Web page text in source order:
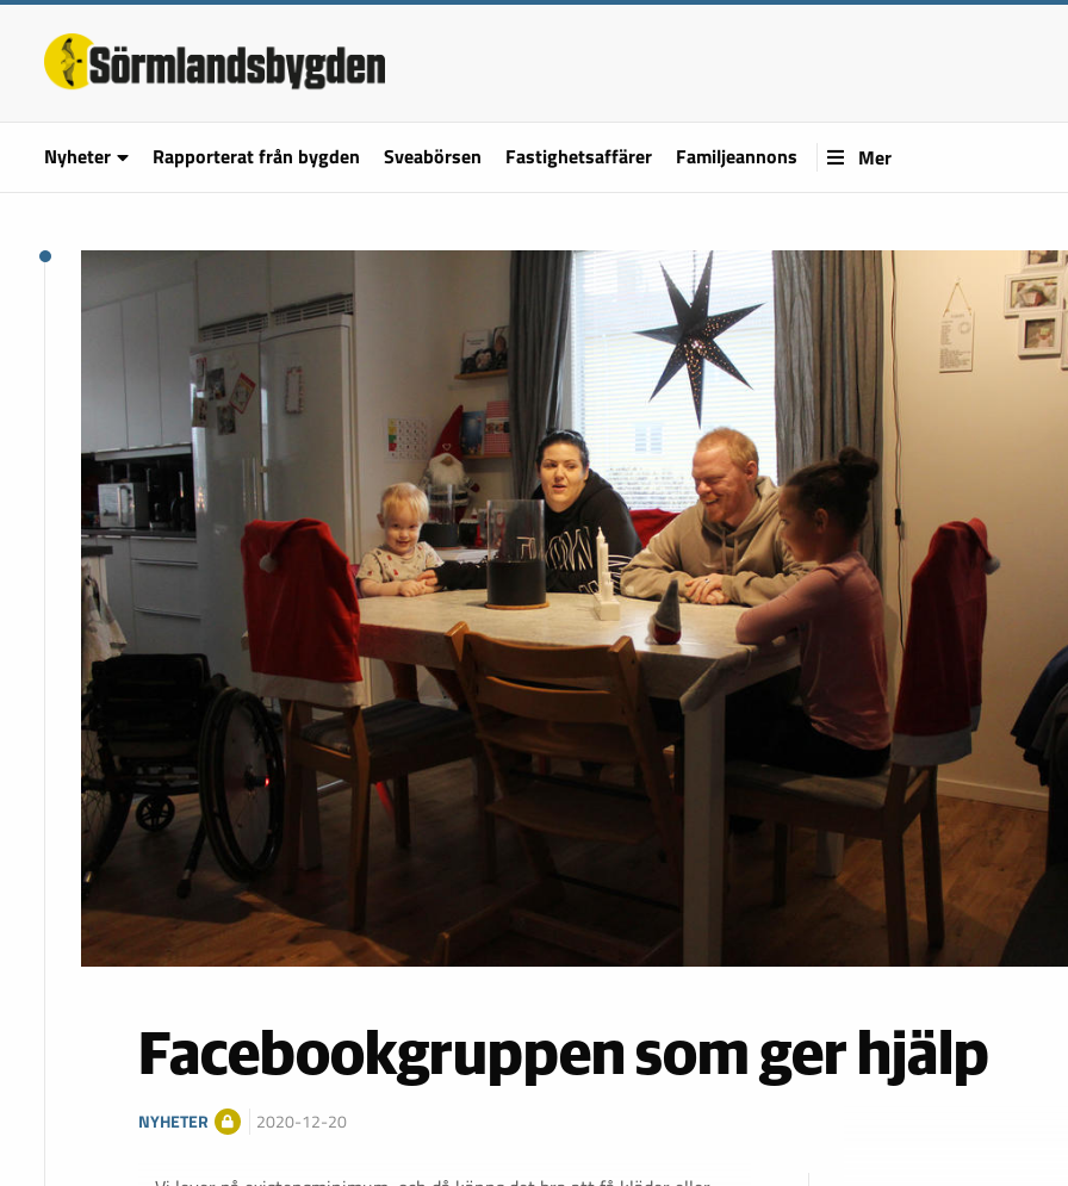
Nyheter Rapporterat från bygden Sveabörsen Fastighetsaffärer Familjeannons Mer
Facebookgruppen som ger hjälp
NYHETER 2020-12-20